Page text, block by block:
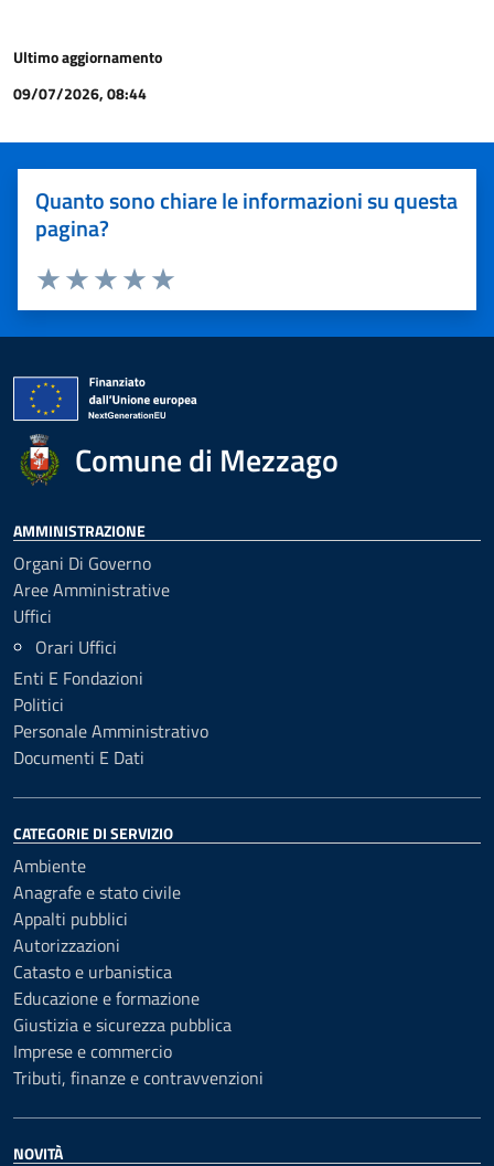
Ultimo aggiornamento
09/07/2026, 08:44
Quanto sono chiare le informazioni su questa
pagina?
Valuta 5 stelle su 5
Valuta 4 stelle su 5
Valuta 3 stelle su 5
Valuta 2 stelle su 5
Valuta 1 stelle su 5
Comune di Mezzago
AMMINISTRAZIONE
Organi Di Governo
Aree Amministrative
Uffici
Orari Uffici
Enti E Fondazioni
Politici
Personale Amministrativo
Documenti E Dati
CATEGORIE DI SERVIZIO
Ambiente
Anagrafe e stato civile
Appalti pubblici
Autorizzazioni
Catasto e urbanistica
Educazione e formazione
Giustizia e sicurezza pubblica
Imprese e commercio
Tributi, finanze e contravvenzioni
NOVITÀ